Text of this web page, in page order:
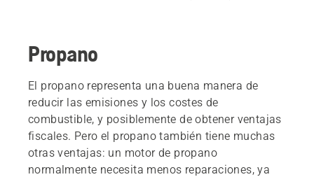
Propano
El propano representa una buena manera de
reducir las emisiones y los costes de
combustible, y posiblemente de obtener ventajas
fiscales. Pero el propano también tiene muchas
otras ventajas: un motor de propano
normalmente necesita menos reparaciones, ya